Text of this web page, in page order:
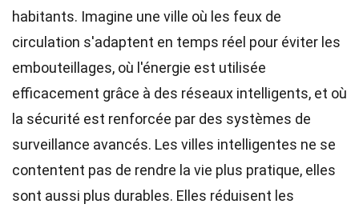
habitants. Imagine une ville où les feux de
circulation s'adaptent en temps réel pour éviter les
embouteillages, où l'énergie est utilisée
efficacement grâce à des réseaux intelligents, et où
la sécurité est renforcée par des systèmes de
surveillance avancés. Les villes intelligentes ne se
contentent pas de rendre la vie plus pratique, elles
sont aussi plus durables. Elles réduisent les